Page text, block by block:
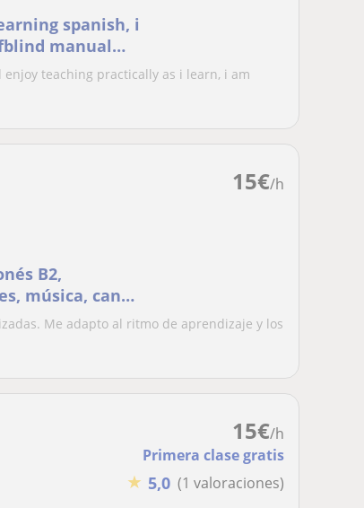
spanish, i
manual
teaching practically as i learn, i am
15€/h
B2,
música, canto
Me adapto al ritmo de aprendizaje y los
15€/h
Primera clase gratis
★ 5,0 (1 valoraciones)